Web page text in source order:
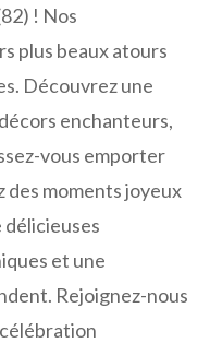
! Nos
plus beaux atours
Découvrez une
enchanteurs,
vous emporter
des moments joyeux
et une
Rejoignez-nous